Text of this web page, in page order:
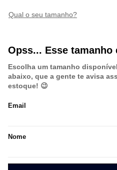
qual o seu tamanho?
Opss... Esse tamanho
Escolha um tamanho
abaixo, que a gente te avisa
estoque! 😉
Email
Nome